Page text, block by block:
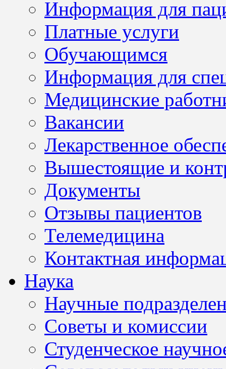
Информация для
Платные услуги
Обучающимся
Информация для
Медицинские
Вакансии
Лекарственное
Вышестоящие и
Документы
Отзывы пациентов
Телемедицина
Контактная
Наука
Научные
Советы и комиссии
Студенческое